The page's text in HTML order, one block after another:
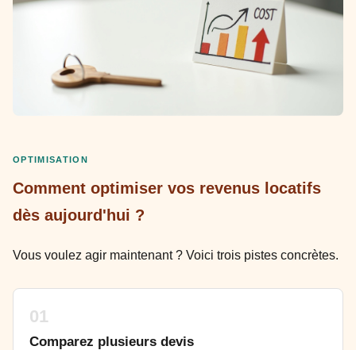
OPTIMISATION
Comment optimiser vos revenus locatifs
dès aujourd'hui ?
Vous voulez agir maintenant ? Voici trois pistes concrètes.
01
Comparez plusieurs devis